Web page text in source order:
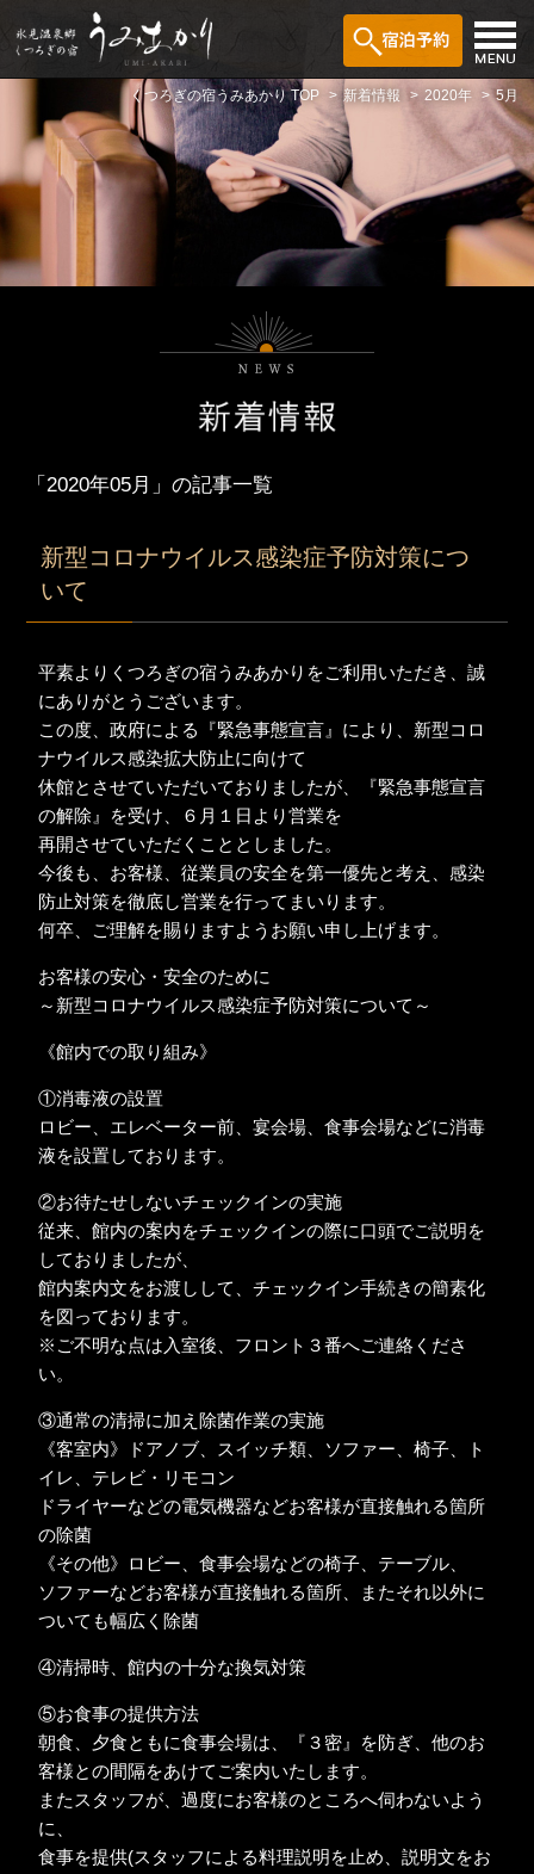
くつろぎの宿うみあかり TOP 新着情報 2020年 5月
「2020年05月」の記事一覧
新型コロナウイルス感染症予防対策につ
いて
平素よりくつろぎの宿うみあかりをご利用いただき、誠
にありがとうございます。
この度、政府による『緊急事態宣言』により、新型コロ
ナウイルス感染拡大防止に向けて
休館とさせていただいておりましたが、『緊急事態宣言
の解除』を受け、６月１日より営業を
再開させていただくこととしました。
今後も、お客様、従業員の安全を第一優先と考え、感染
防止対策を徹底し営業を行ってまいります。
何卒、ご理解を賜りますようお願い申し上げます。
お客様の安心・安全のために
～新型コロナウイルス感染症予防対策について～
《館内での取り組み》
①消毒液の設置
ロビー、エレベーター前、宴会場、食事会場などに消毒
液を設置しております。
②お待たせしないチェックインの実施
従来、館内の案内をチェックインの際に口頭でご説明を
しておりましたが、
館内案内文をお渡しして、チェックイン手続きの簡素化
を図っております。
※ご不明な点は入室後、フロント３番へご連絡くださ
い。
③通常の清掃に加え除菌作業の実施
《客室内》ドアノブ、スイッチ類、ソファー、椅子、ト
イレ、テレビ・リモコン
ドライヤーなどの電気機器などお客様が直接触れる箇所
の除菌
《その他》ロビー、食事会場などの椅子、テーブル、
ソファーなどお客様が直接触れる箇所、またそれ以外に
ついても幅広く除菌
④清掃時、館内の十分な換気対策
⑤お食事の提供方法
朝食、夕食ともに食事会場は、『３密』を防ぎ、他のお
客様との間隔をあけてご案内いたします。
またスタッフが、過度にお客様のところへ伺わないよう
に、
食事を提供(スタッフによる料理説明を止め、説明文をお